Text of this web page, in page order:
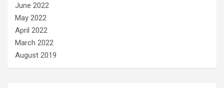
June 2022
May 2022
April 2022
March 2022
August 2019